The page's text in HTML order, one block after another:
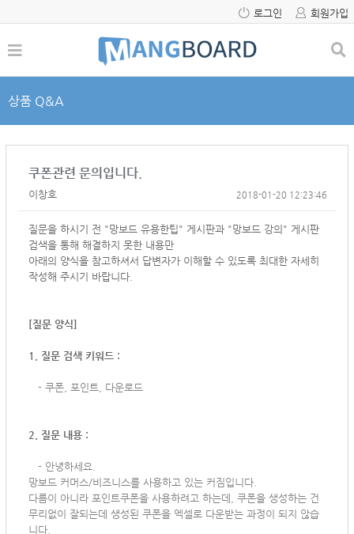
로그인 회원가입
상품 Q&A
쿠폰관련 문의입니다.
이창호 2018-01-20 12:23:46
질문을 하시기 전 "망보드 유용한팁" 게시판과 "망보드 강의" 게시판
검색을 통해 해결하지 못한 내용만
아래의 양식을 참고하셔서 답변자가 이해할 수 있도록 최대한 자세히
작성해 주시기 바랍니다.
[질문 양식]
1. 질문 검색 키워드 :
- 쿠폰, 포인트, 다운로드
2. 질문 내용 :
- 안녕하세요.
망보드 커머스/비즈니스를 사용하고 있는 커짐입니다.
다름이 아니라 포인트쿠폰을 사용하려고 하는데, 쿠폰을 생성하는 건
무리없이 잘되는데 생성된 쿠폰을 엑셀로 다운받는 과정이 되지 않습
니다.